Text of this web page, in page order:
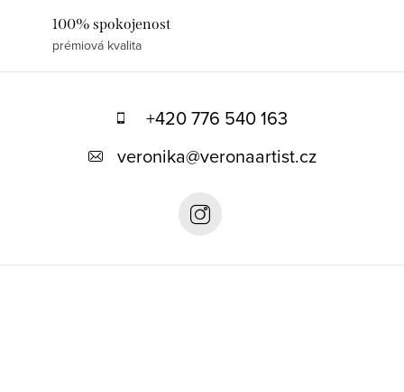
100% spokojenost
prémiová kvalita
+420 776 540 163
veronika@veronaartist.cz